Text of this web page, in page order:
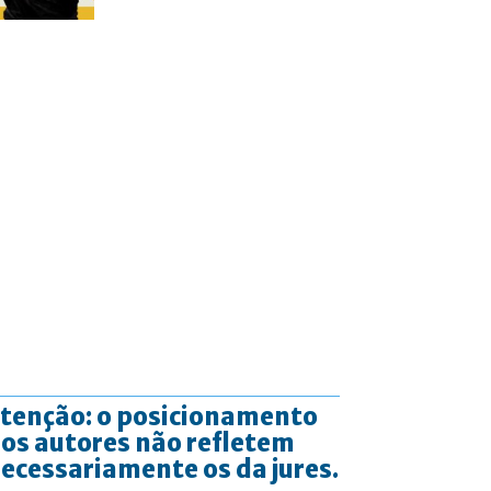
o posicionamento
autores não refletem
os da jures.